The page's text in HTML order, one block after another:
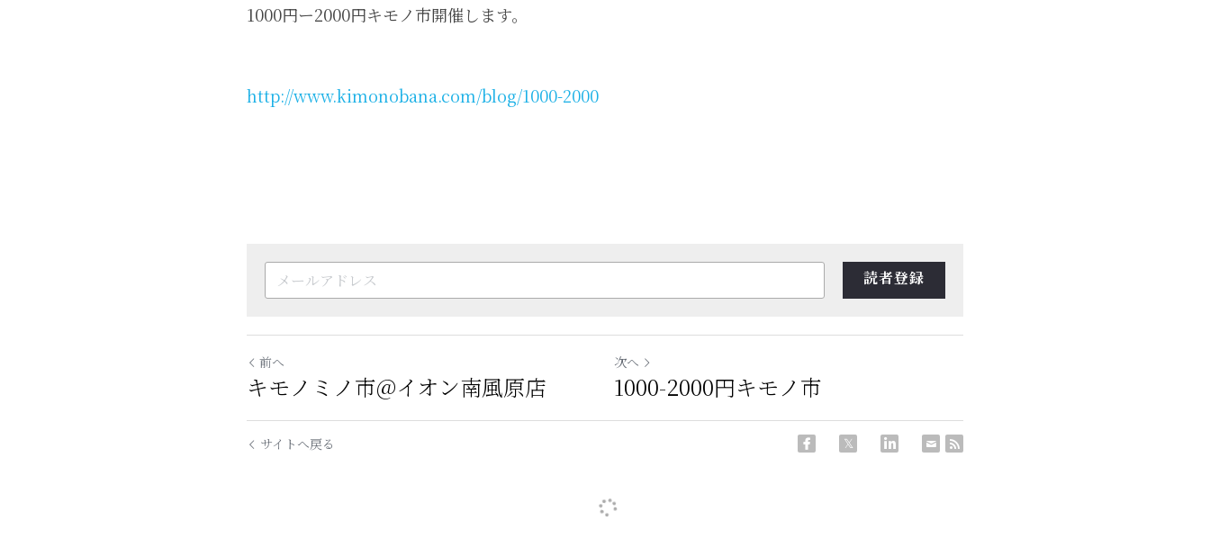
1000円ー2000円キモノ市開催します。
http://www.kimonobana.com/blog/1000-2000
読者登録
前へ
キモノミノ市@イオン南風原店
次へ
1000-2000円キモノ市
サイトへ戻る